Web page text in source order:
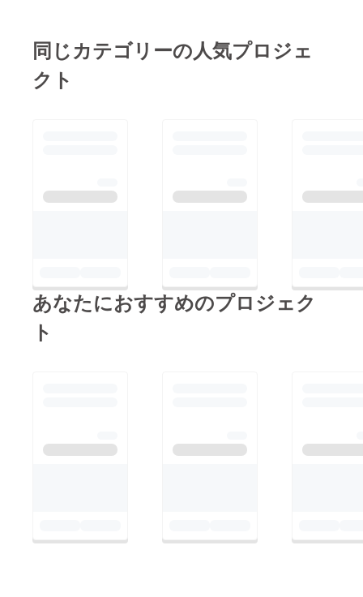
同じカテゴリーの人気プロジェ
クト
あなたにおすすめのプロジェク
ト